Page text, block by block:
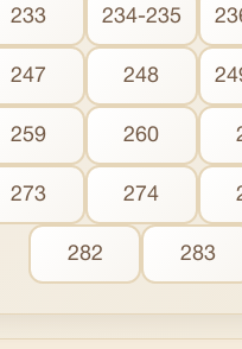
233 234-235
247 248
259 260
273 274
282 283